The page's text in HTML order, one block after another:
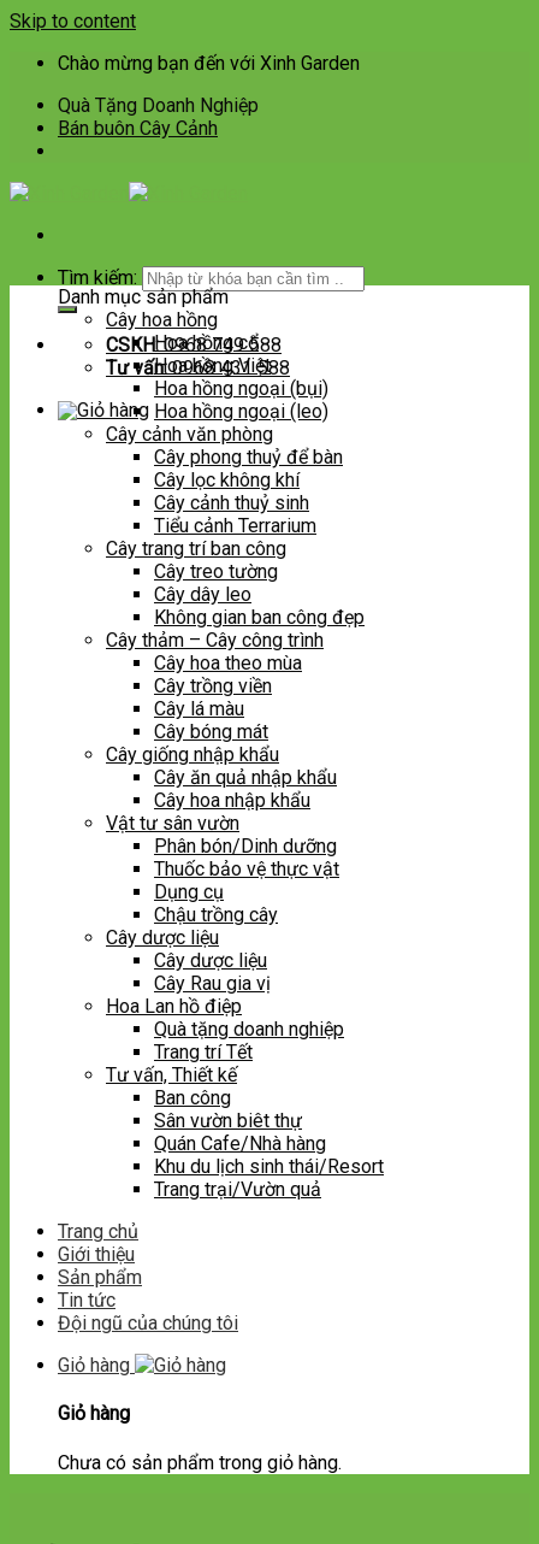
Skip to content
Chào mừng bạn đến với Xinh Garden
Quà Tặng Doanh Nghiệp
Bán buôn Cây Cảnh
Tìm kiếm:
CSKH:0968 749 588
Tư vấn:0968 431 588
Danh mục sản phẩm
Cây hoa hồng
Hoa hồng cổ
Hoa hồng Việt
Hoa hồng ngoại (bụi)
Hoa hồng ngoại (leo)
Cây cảnh văn phòng
Cây phong thuỷ để bàn
Cây lọc không khí
Cây cảnh thuỷ sinh
Tiểu cảnh Terrarium
Cây trang trí ban công
Cây treo tường
Cây dây leo
Không gian ban công đẹp
Cây thảm – Cây công trình
Cây hoa theo mùa
Cây trồng viền
Cây lá màu
Cây bóng mát
Cây giống nhập khẩu
Cây ăn quả nhập khẩu
Cây hoa nhập khẩu
Vật tư sân vườn
Phân bón/Dinh dưỡng
Thuốc bảo vệ thực vật
Dụng cụ
Chậu trồng cây
Cây dược liệu
Cây dược liệu
Cây Rau gia vị
Hoa Lan hồ điệp
Quà tặng doanh nghiệp
Trang trí Tết
Tư vấn, Thiết kế
Ban công
Sân vườn biêt thự
Quán Cafe/Nhà hàng
Khu du lịch sinh thái/Resort
Trang trại/Vườn quả
Trang chủ
Giới thiệu
Sản phẩm
Tin tức
Đội ngũ của chúng tôi
Giỏ hàng
Giỏ hàng
Chưa có sản phẩm trong giỏ hàng.